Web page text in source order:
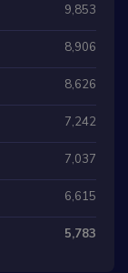
9,853
8,906
8,626
7,242
7,037
6,615
5,783